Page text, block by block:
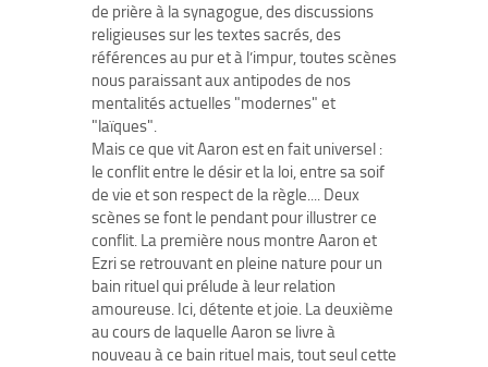
de prière à la synagogue, des discussions
religieuses sur les textes sacrés, des
références au pur et à l’impur, toutes scènes
nous paraissant aux antipodes de nos
mentalités actuelles "modernes" et
"laïques".
Mais ce que vit Aaron est en fait universel :
le conflit entre le désir et la loi, entre sa soif
de vie et son respect de la règle.... Deux
scènes se font le pendant pour illustrer ce
conflit. La première nous montre Aaron et
Ezri se retrouvant en pleine nature pour un
bain rituel qui prélude à leur relation
amoureuse. Ici, détente et joie. La deuxième
au cours de laquelle Aaron se livre à
nouveau à ce bain rituel mais, tout seul cette